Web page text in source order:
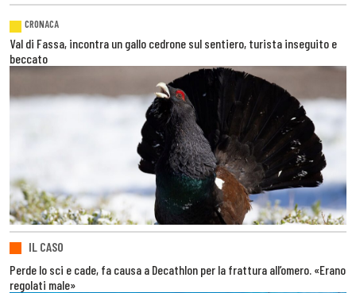
CRONACA
Val di Fassa, incontra un gallo cedrone sul sentiero, turista inseguito e
beccato
IL CASO
Perde lo sci e cade, fa causa a Decathlon per la frattura all’omero. «Erano
regolati male»